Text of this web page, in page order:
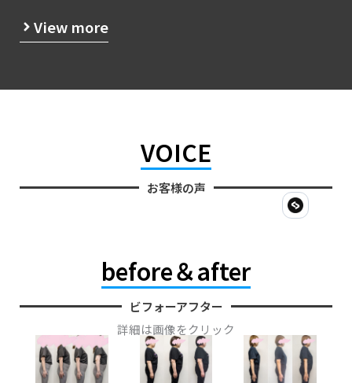
View more
VOICE
お客様の声
before＆after
ビフォーアフター
詳細は画像をクリック